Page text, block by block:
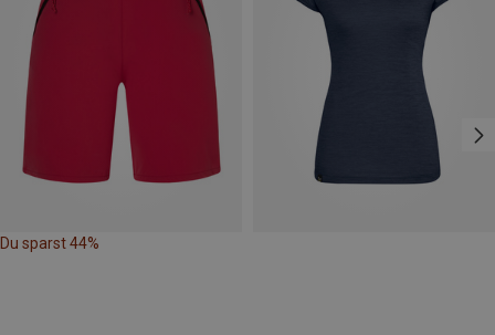
Du sparst 44%